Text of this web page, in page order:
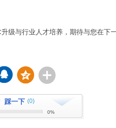
级与行业人才培养，期待与您在下
踩一下 (0)
0%